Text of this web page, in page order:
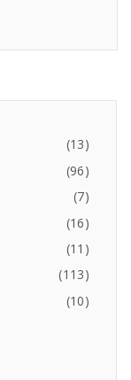
13
96
7
16
11
113
10